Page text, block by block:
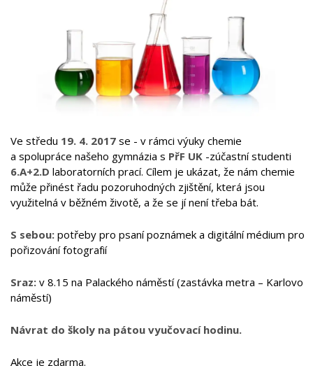
Ve středu 19. 4. 2017 se - v rámci výuky chemie
a spolupráce našeho gymnázia s PřF UK -zúčastní studenti
6.A+2.D laboratorních prací. Cílem je ukázat, že nám chemie
může přinést řadu pozoruhodných zjištění, která jsou
využitelná v běžném životě, a že se jí není třeba bát.
S sebou: potřeby pro psaní poznámek a digitální médium pro
pořizování fotografií
Sraz: v 8.15 na Palackého náměstí (zastávka metra – Karlovo
náměstí)
Návrat do školy na pátou vyučovací hodinu.
Akce je zdarma.